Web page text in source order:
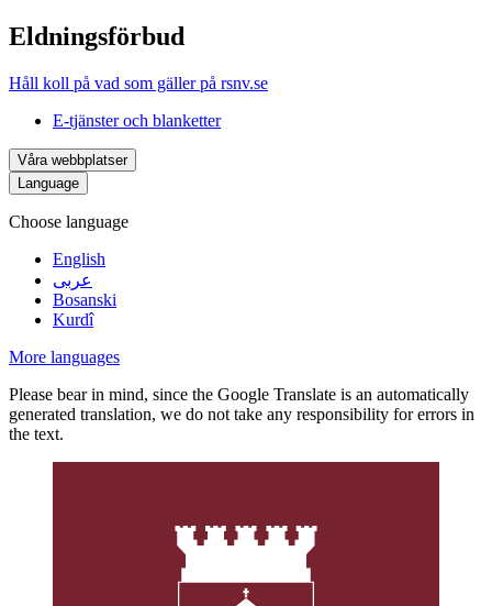
Eldningsförbud
Håll koll på vad som gäller på rsnv.se
E-tjänster och blanketter
Våra webbplatser
Language
Choose language
English
عربى
Bosanski
Kurdî
More languages
Please bear in mind, since the Google Translate is an automatically
generated translation, we do not take any responsibility for errors in
the text.